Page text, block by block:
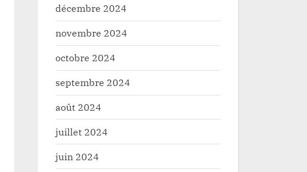
Durba : un motard grièvement
Société
directeur chef de
Société
décembre 2024
novembre 2024
octobre 2024
septembre 2024
août 2024
juillet 2024
juin 2024